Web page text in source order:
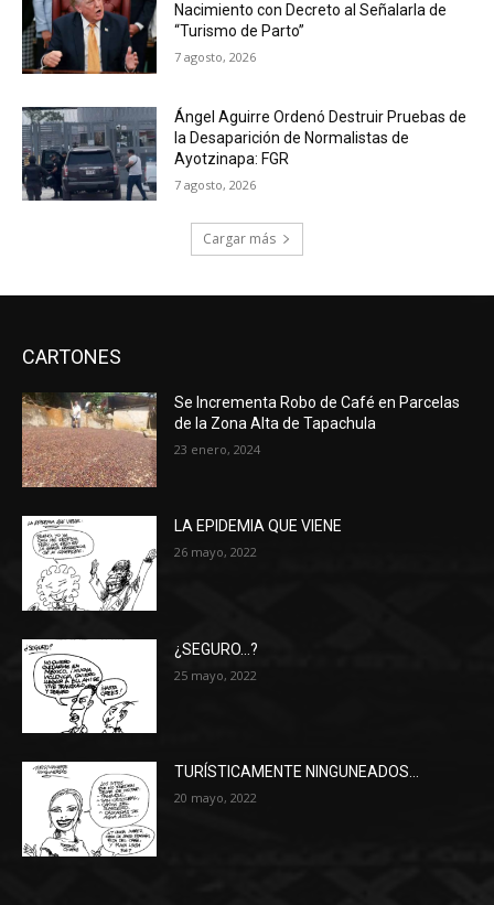
Nacimiento con Decreto al Señalarla de
“Turismo de Parto”
7 agosto, 2026
Ángel Aguirre Ordenó Destruir Pruebas de
la Desaparición de Normalistas de
Ayotzinapa: FGR
7 agosto, 2026
Cargar más
CARTONES
Se Incrementa Robo de Café en Parcelas
de la Zona Alta de Tapachula
23 enero, 2024
LA EPIDEMIA QUE VIENE
26 mayo, 2022
¿SEGURO…?
25 mayo, 2022
TURÍSTICAMENTE NINGUNEADOS…
20 mayo, 2022